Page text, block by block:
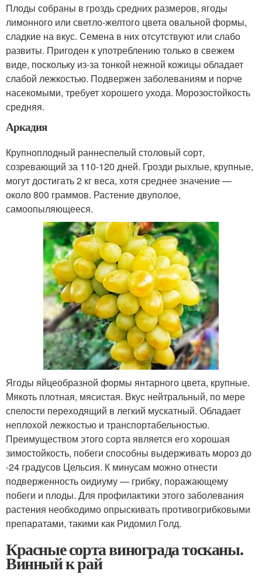
Плоды собраны в гроздь средних размеров, ягоды
лимонного или светло-желтого цвета овальной формы,
сладкие на вкус. Семена в них отсутствуют или слабо
развиты. Пригоден к употреблению только в свежем
виде, поскольку из-за тонкой нежной кожицы обладает
слабой лежкостью. Подвержен заболеваниям и порче
насекомыми, требует хорошего ухода. Морозостойкость
средняя.
Аркадия
Крупноплодный раннеспелый столовый сорт,
созревающий за 110-120 дней. Грозди рыхлые, крупные,
могут достигать 2 кг веса, хотя среднее значение —
около 800 граммов. Растение двуполое,
самоопыляющееся.
Ягоды яйцеобразной формы янтарного цвета, крупные.
Мякоть плотная, мясистая. Вкус нейтральный, по мере
спелости переходящий в легкий мускатный. Обладает
неплохой лежкостью и транспортабельностью.
Преимуществом этого сорта является его хорошая
зимостойкость, побеги способны выдерживать мороз до
-24 градусов Цельсия. К минусам можно отнести
подверженность оидиуму — грибку, поражающему
побеги и плоды. Для профилактики этого заболевания
растения необходимо опрыскивать противогрибковыми
препаратами, такими как Ридомил Голд.
Красные сорта винограда тосканы.
Винный к рай